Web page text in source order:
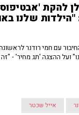
להקת
שלנו
עם חמי רודנר
ועל ההצגה 'תג מחיר' - "זה
אייל שכטר